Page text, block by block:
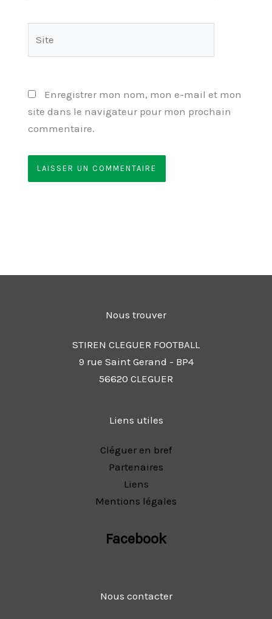
Enregistrer mon nom, mon e-mail et mon
site dans le navigateur pour mon prochain
commentaire.
Nous trouver
STIREN CLEGUER FOOTBALL
9 rue Saint Gerand - BP4
56620 CLEGUER
Liens utiles
Cléguer en bref
Partenaires
Liens
Mentions légales
Facebook
Nous contacter